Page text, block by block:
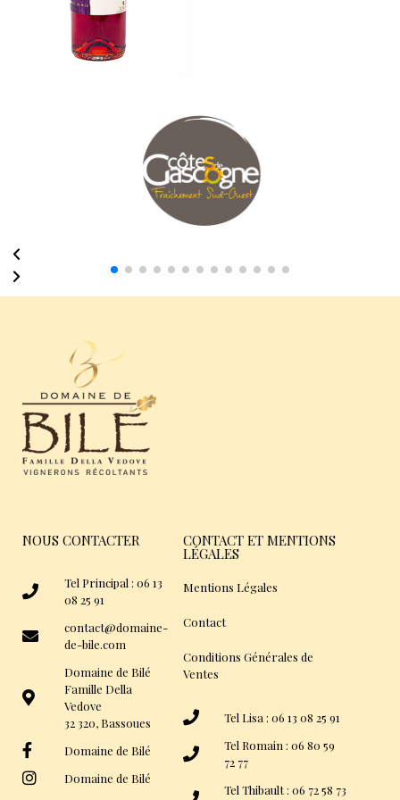
NOUS CONTACTER
Tel Principal : 06 13
08 25 91
contact@domaine-
de-bile.com
Domaine de Bilé
Famille Della
Vedove
32 320, Bassoues
Domaine de Bilé
Domaine de Bilé
CONTACT ET MENTIONS
LÉGALES
Mentions Légales
Contact
Conditions Générales de
Ventes
Tel Lisa : 06 13 08 25 91
Tel Romain : 06 80 59
72 77
Tel Thibault : 06 72 58 73